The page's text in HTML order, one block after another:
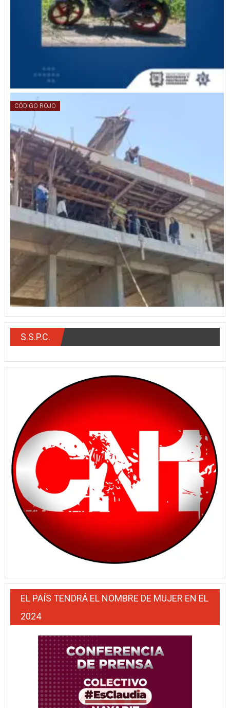
CÓDIGO ROJO
S.S.P.C.
EL PAÍS TENDRÁ EL NOMBRE DE MUJER EN EL
2024